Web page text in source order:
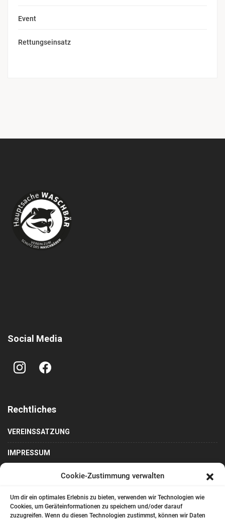
Cookie-Zustimmung verwalten
Um dir ein optimales Erlebnis zu bieten, verwenden wir Technologien wie
Cookies, um Geräteinformationen zu speichern und/oder darauf
zuzugreifen. Wenn du diesen Technologien zustimmst, können wir Daten
Event
Rettungseinsatz
Social Media
instagramfacebook
Rechtliches
VEREINSSATZUNG
IMPRESSUM
Kontakt